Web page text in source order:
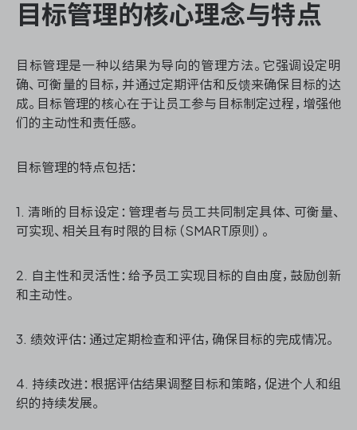
ASPICE 研发管理
ONES 资讯
目标管理的核心理念与特点
目标管理是一种以结果为导向的管理方法。它强调设定明
确、可衡量的目标，并通过定期评估和反馈来确保目标的达
成。目标管理的核心在于让员工参与目标制定过程，增强他
们的主动性和责任感。
目标管理的特点包括：
1. 清晰的目标设定：管理者与员工共同制定具体、可衡量、
可实现、相关且有时限的目标（SMART原则）。
2. 自主性和灵活性：给予员工实现目标的自由度，鼓励创新
和主动性。
3. 绩效评估：通过定期检查和评估，确保目标的完成情况。
4. 持续改进：根据评估结果调整目标和策略，促进个人和组
织的持续发展。